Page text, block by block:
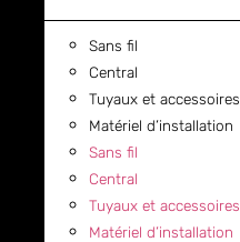
Sans fil
Central
Tuyaux et accessoires
Matériel d’installation
Sans fil
Central
Tuyaux et accessoires
Matériel d’installation